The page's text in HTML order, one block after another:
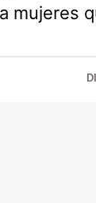
mujeres